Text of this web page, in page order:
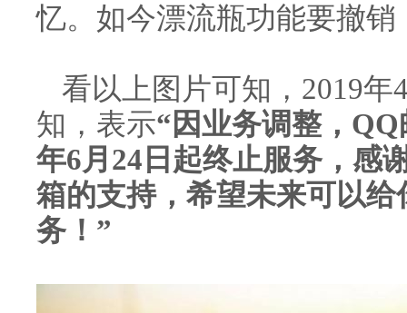
忆。如今漂流瓶功能要撤
看以上图片可知， 2019年
知，表示“因业务调整，
年6月24日起终止服务，感
箱的支持，希望未来可以
务！”